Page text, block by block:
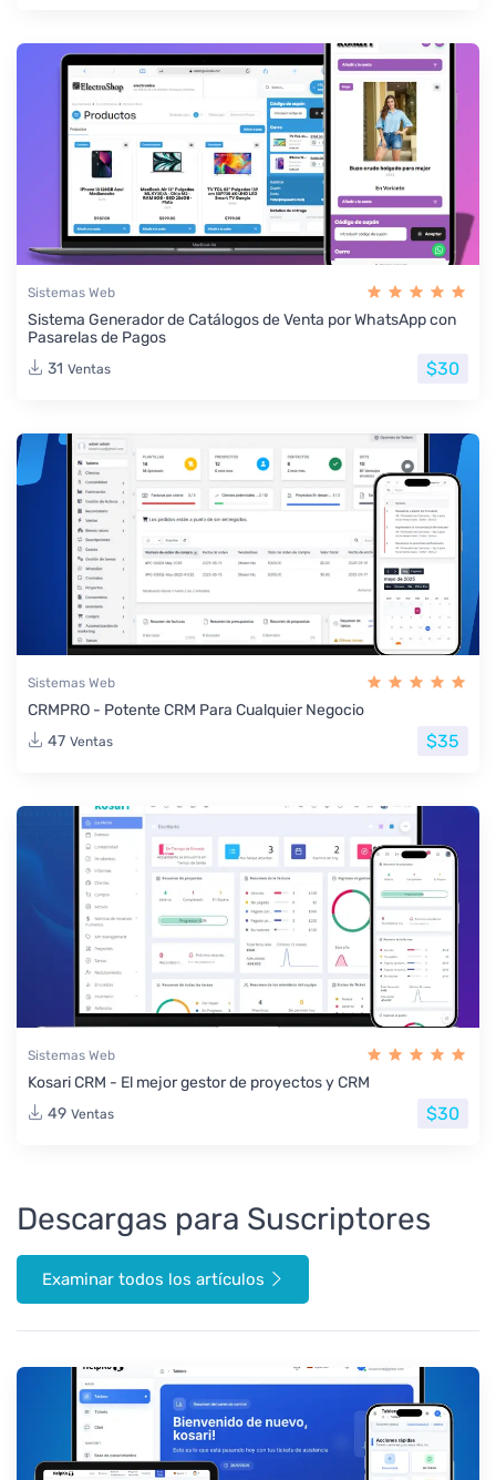
Sistemas Web
Sistema Generador de Catálogos de Venta por WhatsApp con
Pasarelas de Pagos
31 Ventas $30
Sistemas Web
CRMPRO - Potente CRM Para Cualquier Negocio
47 Ventas $35
Sistemas Web
Kosari CRM - El mejor gestor de proyectos y CRM
49 Ventas $30
Descargas para Suscriptores
Examinar todos los artículos